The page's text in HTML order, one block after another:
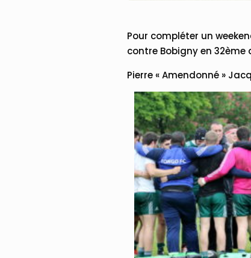
Pour compléter un
contre Bobigny en
Pierre « Amendonné »